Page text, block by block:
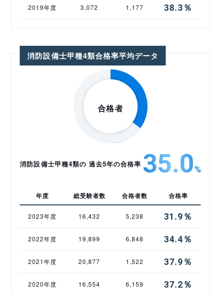
2019年度 3,072 1,177 38.3％
消防設備士甲種4類合格率平均データ
消防設備士甲種4類の 過去5年の合格率 35.0%
年度 総受験者数 合格者数 合格率
2023年度 16,432 5,238 31.9％
2022年度 19,899 6,848 34.4％
2021年度 20,877 1,522 37.9％
2020年度 16,554 6,159 37.2％